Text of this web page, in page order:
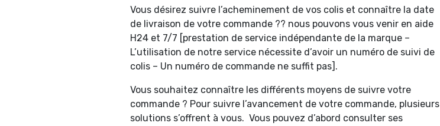
Vous désirez suivre l’acheminement de vos colis et connaître la date
de livraison de votre commande ?? nous pouvons vous venir en aide
H24 et 7/7 [prestation de service indépendante de la marque –
L’utilisation de notre service nécessite d’avoir un numéro de suivi de
colis – Un numéro de commande ne suffit pas].
Vous souhaitez connaître les différents moyens de suivre votre
commande ? Pour suivre l’avancement de votre commande, plusieurs
solutions s’offrent à vous. Vous pouvez d’abord consulter ses